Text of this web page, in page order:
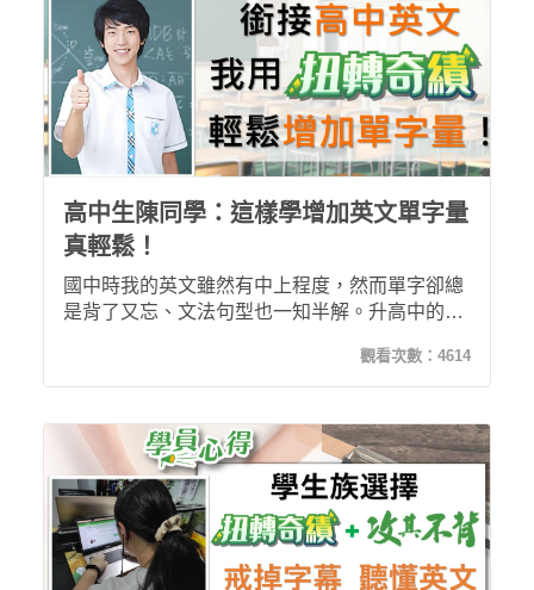
速！我想這就是長久使用扭轉奇績課程所帶來
的"奇蹟"吧！而我也會繼續使用下去！
高中生陳同學：這樣學增加英文單字量
真輕鬆！
國中時我的英文雖然有中上程度，然而單字卻總
是背了又忘、文法句型也一知半解。升高中的暑
輕鬆增加單字量，清楚的課程講解讓我不再一知
半解！
觀看次數： 4614